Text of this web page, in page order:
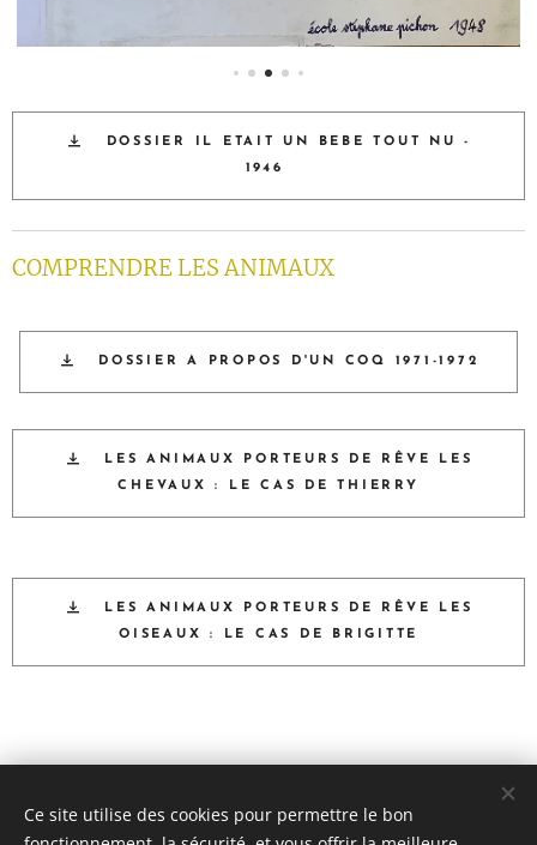
DOSSIER IL ETAIT UN BEBE TOUT NU -
1946
COMPRENDRE LES ANIMAUX
DOSSIER A PROPOS D'UN COQ 1971-1972
LES ANIMAUX PORTEURS DE RÊVE LES
CHEVAUX : LE CAS DE THIERRY
LES ANIMAUX PORTEURS DE RÊVE LES
OISEAUX : LE CAS DE BRIGITTE
TOUS LES VISUELS SONT LA PROPRIÉTÉ DE L'ASSOCIATION Sur les
pas de Germaine Tortel
Ce site utilise des cookies pour permettre le bon